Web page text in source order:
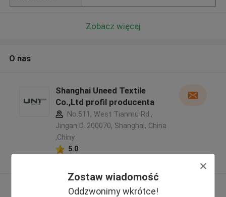
Zostaw wiadomość
Oddzwonimy wkrótce!
Zobacz więcej
O nas
Shanghai Uneed Textile
Co.,Ltd profil producenta
No.511, West Tianmu Rd.,
Jingan D. 200070, Shanghai, China
,Chiny
5.0
Zobacz więcej